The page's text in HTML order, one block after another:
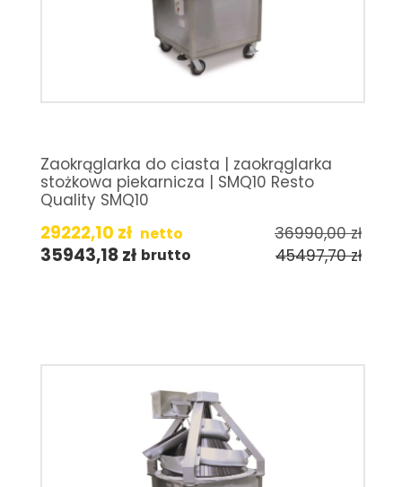
Zaokrąglarka do ciasta | zaokrąglarka
stożkowa piekarnicza | SMQ10 Resto
Quality SMQ10
29222,10 zł netto 36990,00zł
35943,18zł brutto 45497,70zł